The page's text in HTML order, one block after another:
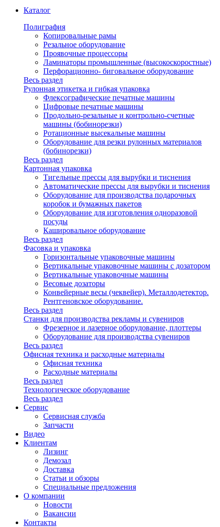
Каталог
Полиграфия
Копировальные рамы
Резальное оборудование
Проявочные процессоры
Ламинаторы промышленные (высокоскоростные)
Перфорационно- биговальное оборудование
Весь раздел
Рулонная этикетка и гибкая упаковка
Флексографические печатные машины
Цифровые печатные машины
Продольно-резальные и контрольно-счетные
машины (бобинорезки)
Ротационные высекальные машины
Оборудование для резки рулонных материалов
(бобинорезки)
Весь раздел
Картонная упаковка
Тигельные прессы для вырубки и тиснения
Автоматические прессы для вырубки и тиснения
Оборудование для производства подарочных
коробок и бумажных пакетов
Оборудование для изготовления одноразовой
посуды
Кашировальное оборудование
Весь раздел
Фасовка и упаковка
Горизонтальные упаковочные машины
Вертикальные упаковочные машины с дозатором
Вертикальные упаковочные машины
Весовые дозаторы
Конвейерные весы (чеквейер). Металлодетектор.
Рентгеновское оборудование.
Весь раздел
Станки для производства рекламы и сувениров
Фрезерное и лазерное оборудование, плоттеры
Оборудование для производства сувениров
Весь раздел
Офисная техника и расходные материалы
Офисная техника
Расходные материалы
Весь раздел
Технологическое оборудование
Весь раздел
Сервис
Сервисная служба
Запчасти
Видео
Клиентам
Лизинг
Демозал
Доставка
Статьи и обзоры
Специальные предложения
О компании
Новости
Вакансии
Контакты